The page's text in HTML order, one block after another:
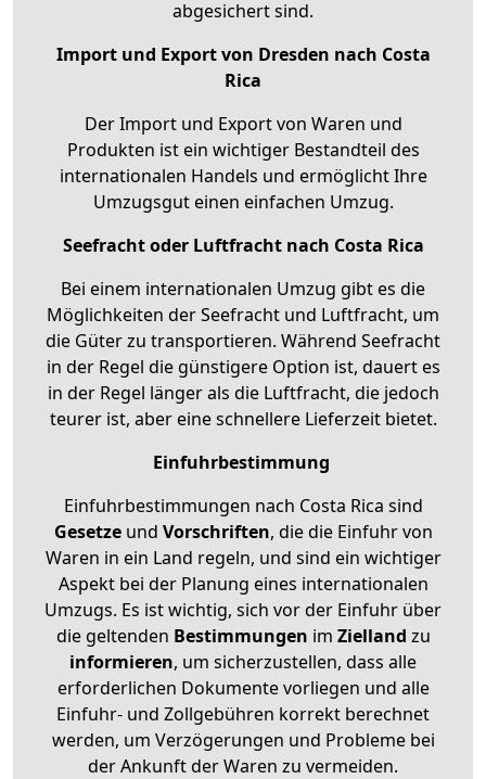
abgesichert sind.
Import und Export von Dresden nach Costa
Rica
Der Import und Export von Waren und
Produkten ist ein wichtiger Bestandteil des
internationalen Handels und ermöglicht Ihre
Umzugsgut einen einfachen Umzug.
Seefracht oder Luftfracht nach Costa Rica
Bei einem internationalen Umzug gibt es die
Möglichkeiten der Seefracht und Luftfracht, um
die Güter zu transportieren. Während Seefracht
in der Regel die günstigere Option ist, dauert es
in der Regel länger als die Luftfracht, die jedoch
teurer ist, aber eine schnellere Lieferzeit bietet.
Einfuhrbestimmung
Einfuhrbestimmungen nach Costa Rica sind
Gesetzeund Vorschriften, die die Einfuhr von
Waren in ein Land regeln, und sind ein wichtiger
Aspekt bei der Planung eines internationalen
Umzugs. Es ist wichtig, sich vor der Einfuhr über
die geltenden Bestimmungen im Zielland zu
informieren, um sicherzustellen, dass alle
erforderlichen Dokumente vorliegen und alle
Einfuhr- und Zollgebühren korrekt berechnet
werden, um Verzögerungen und Probleme bei
der Ankunft der Waren zu vermeiden.